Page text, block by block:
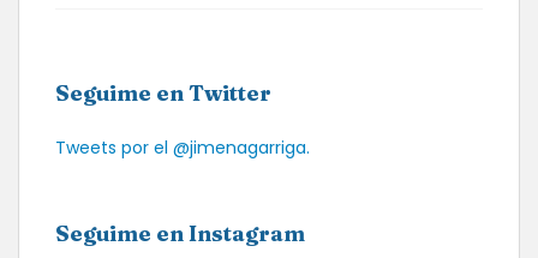
Seguime en Twitter
Tweets por el @jimenagarriga.
Seguime en Instagram